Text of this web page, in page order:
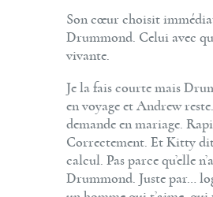
Son cœur choisit
Drummond. Celui avec
vivante.
Je la fais courte mais
en voyage et Andrew
demande en mariage.
Correctement. Et Kitty
calcul. Pas parce qu’elle
Drummond. Juste par…